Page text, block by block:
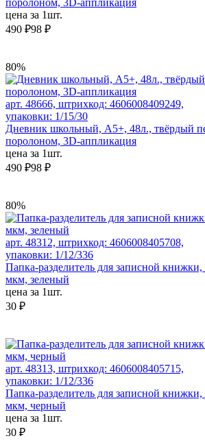
поролоном, 3D-аппликация
цена за 1шт.
490 ₽98 ₽
80%
арт. 48666, штрихкод: 4606008409249,
упаковки: 1/15/30
Дневник школьный, А5+, 48л., твёрдый
поролоном, 3D-аппликация
цена за 1шт.
490 ₽98 ₽
80%
арт. 48312, штрихкод: 4606008405708,
упаковки: 1/12/336
Папка-разделитель для записной
мкм, зеленый
цена за 1шт.
30 ₽
арт. 48313, штрихкод: 4606008405715,
упаковки: 1/12/336
Папка-разделитель для записной
мкм, черный
цена за 1шт.
30 ₽